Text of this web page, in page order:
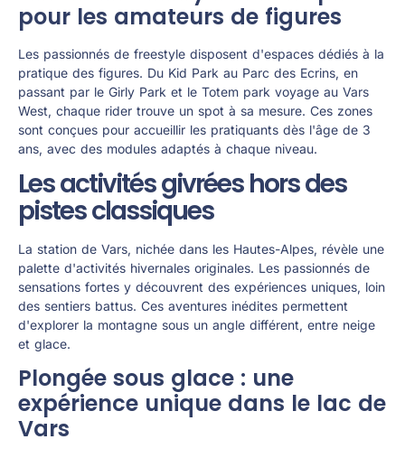
pour les amateurs de figures
Les passionnés de freestyle disposent d'espaces dédiés à la
pratique des figures. Du Kid Park au Parc des Ecrins, en
passant par le Girly Park et le Totem park voyage au Vars
West, chaque rider trouve un spot à sa mesure. Ces zones
sont conçues pour accueillir les pratiquants dès l'âge de 3
ans, avec des modules adaptés à chaque niveau.
Les activités givrées hors des
pistes classiques
La station de Vars, nichée dans les Hautes-Alpes, révèle une
palette d'activités hivernales originales. Les passionnés de
sensations fortes y découvrent des expériences uniques, loin
des sentiers battus. Ces aventures inédites permettent
d'explorer la montagne sous un angle différent, entre neige
et glace.
Plongée sous glace : une
expérience unique dans le lac de
Vars